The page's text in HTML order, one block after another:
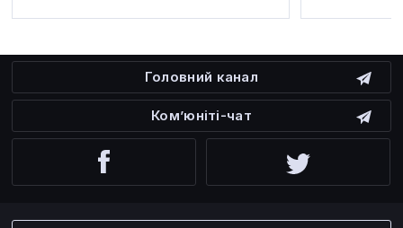
Головний канал
Ком’юніті-чат